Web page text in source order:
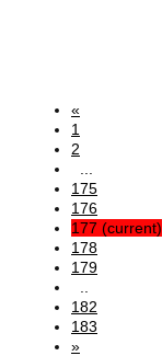
«
1
2
175
176
177 (current)
178
179
182
183
»